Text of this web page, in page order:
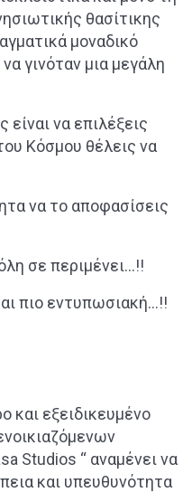
θασίτικης
μοναδικό
γινόταν μια μεγάλη
είναι να επιλέξεις
Κόσμου θέλεις να
να το αποφασίσεις
σε περιμένει…!!
πιο εντυπωσιακή…!!
και εξειδικευμένο
Studios “ αναμένει να
και υπευθυνότητα